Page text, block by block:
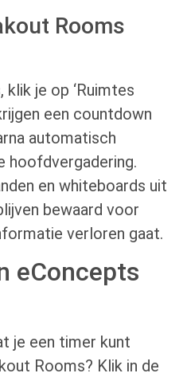
Rooms
je op ‘Ruimtes
een countdown
automatisch
hoofdvergadering.
en whiteboards uit
bewaard voor
verloren gaat.
eConcepts
je een timer kunt
Rooms? Klik in de